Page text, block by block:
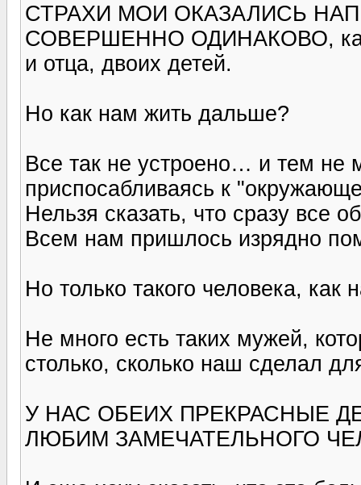
СТРАХИ МОИ ОКАЗАЛИСЬ
СОВЕРШЕННО ОДИНАКОВО, как
и отца, двоих детей.
Но как нам жить дальше?
Все так не устроено… и тем не
приспосабливаясь к
Нельзя сказать, что сразу все
Всем нам пришлось изрядно
Но только такого человека,
Не много есть таких мужей,
столько, сколько наш сделал
У НАС ОБЕИХ ПРЕКРАСНЫЕ
ЛЮБИМ ЗАМЕЧАТЕЛЬНОГО